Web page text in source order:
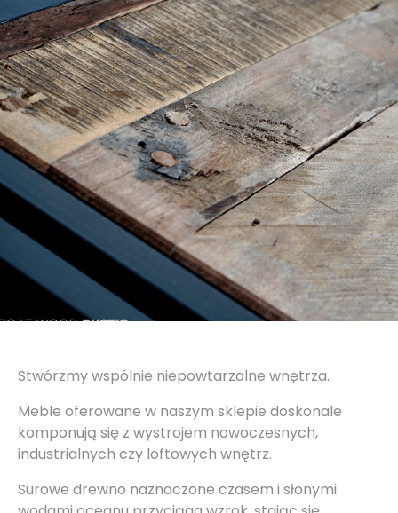
Stwórzmy wspólnie niepowtarzalne wnętrza.
Meble oferowane w naszym sklepie doskonale
komponują się z wystrojem nowoczesnych,
industrialnych czy loftowych wnętrz.
Surowe drewno naznaczone czasem i słonymi